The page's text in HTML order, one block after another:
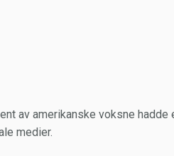
av amerikanske voksne
medier.